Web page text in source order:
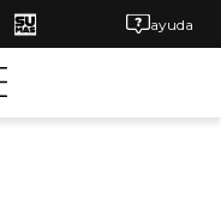
ayuda